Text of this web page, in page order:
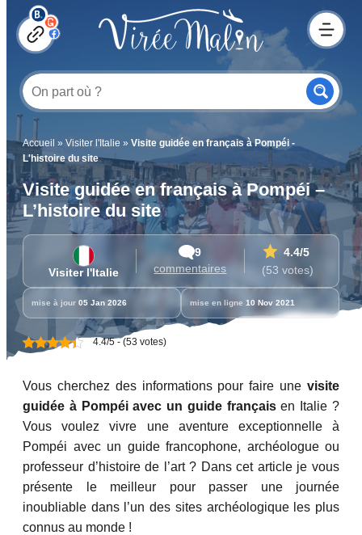
Accueil » Visiter l'Italie » Visite guidée en français à Pompéi -
L'histoire du site
Visite guidée en français à Pompéi –
L’histoire du site
Visiter l'Italie
9
commentaires
4.4/5
(53 votes)
mise à jour 05 Jan 2026 mise en ligne 10 Nov 2021
4.4/5 - (53 votes)
Vous cherchez des informations pour faire une visite
guidée à Pompéi avec un guide françaisen Italie ?
Vous voulez vivre une aventure exceptionnelle à
Pompéi avec un guide francophone, archéologue ou
professeur d’histoire de l’art ? Dans cet article je vous
présente le meilleur pour passer une journée
inoubliable dans l’un des sites archéologique les plus
connus au monde !